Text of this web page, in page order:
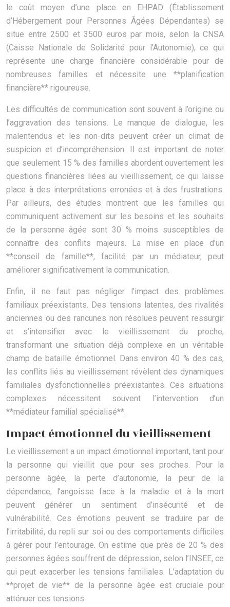
le coût moyen d’une place en EHPAD (Établissement
d’Hébergement pour Personnes Âgées Dépendantes) se
situe entre 2500 et 3500 euros par mois, selon la CNSA
(Caisse Nationale de Solidarité pour l’Autonomie), ce qui
représente une charge financière considérable pour de
nombreuses familles et nécessite une **planification
financière** rigoureuse.
Les difficultés de communication sont souvent à l’origine ou
l’aggravation des tensions. Le manque de dialogue, les
malentendus et les non-dits peuvent créer un climat de
suspicion et d’incompréhension. Il est important de noter
que seulement 15 % des familles abordent ouvertement les
questions financières liées au vieillissement, ce qui laisse
place à des interprétations erronées et à des frustrations.
Par ailleurs, des études montrent que les familles qui
communiquent activement sur les besoins et les souhaits
de la personne âgée sont 30 % moins susceptibles de
connaître des conflits majeurs. La mise en place d’un
**conseil de famille**, facilité par un médiateur, peut
améliorer significativement la communication.
Enfin, il ne faut pas négliger l’impact des problèmes
familiaux préexistants. Des tensions latentes, des rivalités
anciennes ou des rancunes non résolues peuvent ressurgir
et s’intensifier avec le vieillissement du proche,
transformant une situation déjà complexe en un véritable
champ de bataille émotionnel. Dans environ 40 % des cas,
les conflits liés au vieillissement révèlent des dynamiques
familiales dysfonctionnelles préexistantes. Ces situations
complexes nécessitent souvent l’intervention d’un
**médiateur familial spécialisé**.
Impact émotionnel du vieillissement
Le vieillissement a un impact émotionnel important, tant pour
la personne qui vieillit que pour ses proches. Pour la
personne âgée, la perte d’autonomie, la peur de la
dépendance, l’angoisse face à la maladie et à la mort
peuvent générer un sentiment d’insécurité et de
vulnérabilité. Ces émotions peuvent se traduire par de
l’irritabilité, du repli sur soi ou des comportements difficiles
à gérer pour l’entourage. On estime que près de 20 % des
personnes âgées souffrent de dépression, selon l’INSEE, ce
qui peut exacerber les tensions familiales. L’adaptation du
**projet de vie** de la personne âgée est cruciale pour
atténuer ces tensions.